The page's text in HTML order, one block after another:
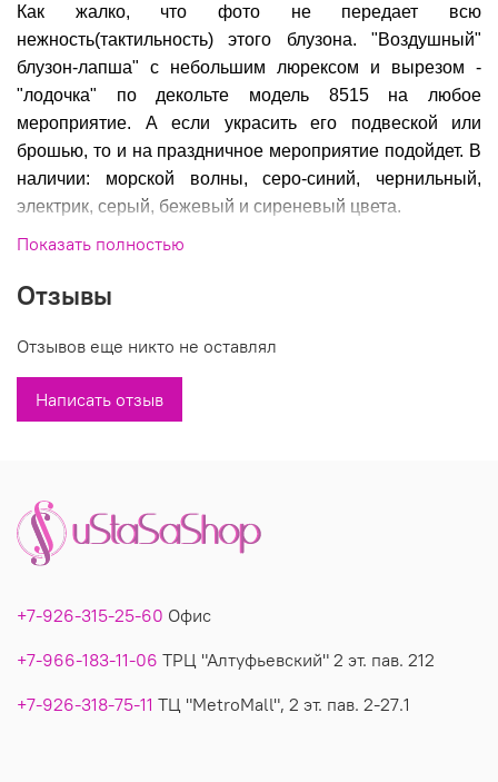
Как жалко, что фото не передает всю
нежность(тактильность) этого блузона. "Воздушный"
блузон-лапша" с небольшим люрексом и вырезом -
"лодочка" по декольте модель 8515 на любое
мероприятие. А если украсить его подвеской или
брошью, то и на праздничное мероприятие подойдет. В
наличии: морской волны, серо-синий, чернильный,
электрик, серый, бежевый и сиреневый цвета.
Размеры: 46-56(58)
Производитель: Италия
Вы можете купить недорого нарядный блузон-"лапша" модель
8515 в магазинах У Стаса по доступной цене. Блузон 8515:
описание, фото, состав, производитель.
Показать полностью
Отзывы
Отзывов еще никто не оставлял
Написать отзыв
+7-926-315-25-60 Офис
+7-966-183-11-06 ТРЦ "Алтуфьевский" 2 эт. пав. 212
+7-926-318-75-11 ТЦ "MetroMall", 2 эт. пав. 2-27.1